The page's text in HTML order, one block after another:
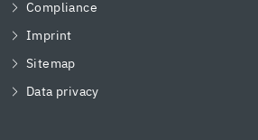
Compliance
Imprint
Sitemap
Data privacy